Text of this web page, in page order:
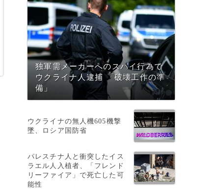
独軍需メーカーへのスパイ行為で
ウクライナ人逮捕 「破壊工作の準
備」
ウクライナの無人機605機撃
墜、ロシア国防省
パレスチナ人と衝突したイス
ラエル人入植者、「フレンド
リーファイア」で死亡した可
能性